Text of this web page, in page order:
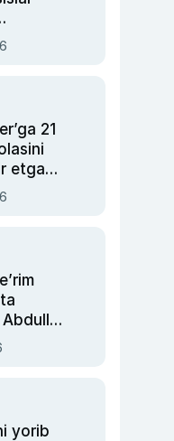
21
etgan
Abdulla
yorib